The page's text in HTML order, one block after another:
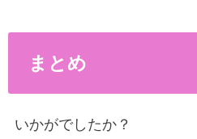
まとめ
いかがでしたか？